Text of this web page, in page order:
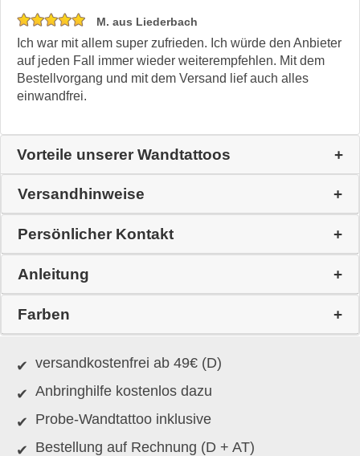
M. aus Liederbach
Ich war mit allem super zufrieden. Ich würde den Anbieter
auf jeden Fall immer wieder weiterempfehlen. Mit dem
Bestellvorgang und mit dem Versand lief auch alles
einwandfrei.
Vorteile unserer Wandtattoos
Versandhinweise
Persönlicher Kontakt
Anleitung
Farben
versandkostenfrei ab 49€ (D)
Anbringhilfe kostenlos dazu
Probe-Wandtattoo inklusive
Bestellung auf Rechnung (D + AT)